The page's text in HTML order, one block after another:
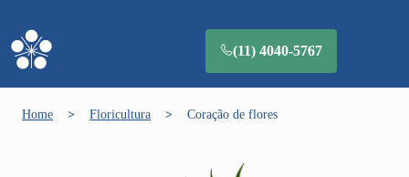
(11) 4040-5767
Home > Floricultura > Coração de flores